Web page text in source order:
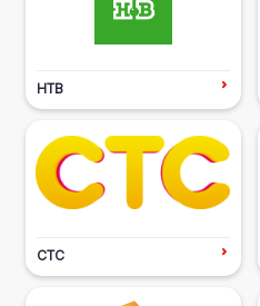
НТВ
СТС